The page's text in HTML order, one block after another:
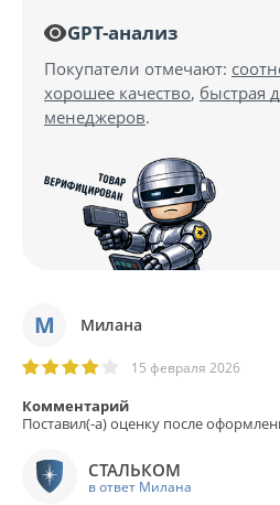
М Милана
15 февраля 2026
Комментарий
Поставил(-а) оценку после
СТАЛЬКОМ
в ответ Милана
GPT-анализ
Покупатели отмечают:
хорошее качество, быстрая
менеджеров.